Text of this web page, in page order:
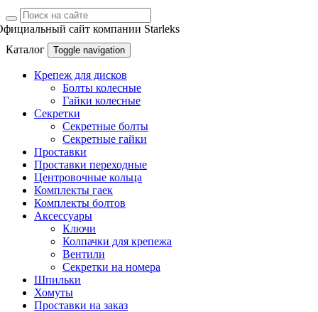
сайт компании Starleks
Каталог
Toggle navigation
Крепеж для дисков
Болты колесные
Гайки колесные
Секретки
Секретные болты
Секретные гайки
Проставки
Проставки переходные
Центровочные кольца
Комплекты гаек
Комплекты болтов
Аксессуары
Ключи
Колпачки для крепежа
Вентили
Секретки на номера
Шпильки
Хомуты
Проставки на заказ